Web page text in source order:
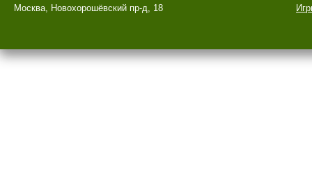
Москва, Новохорошёвский пр-д, 18